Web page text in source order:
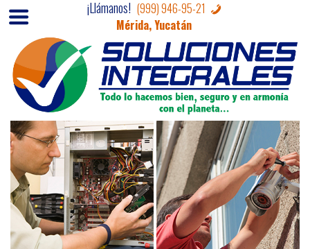
¡Llámanos! (999) 946-95-21
Mérida, Yucatán